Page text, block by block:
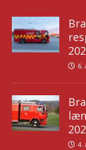
6.
4.